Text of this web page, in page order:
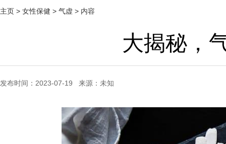
主页 > 女性保健 > 气虚 > 内容
大揭秘，
发布时间：2023-07-19 来源：未知